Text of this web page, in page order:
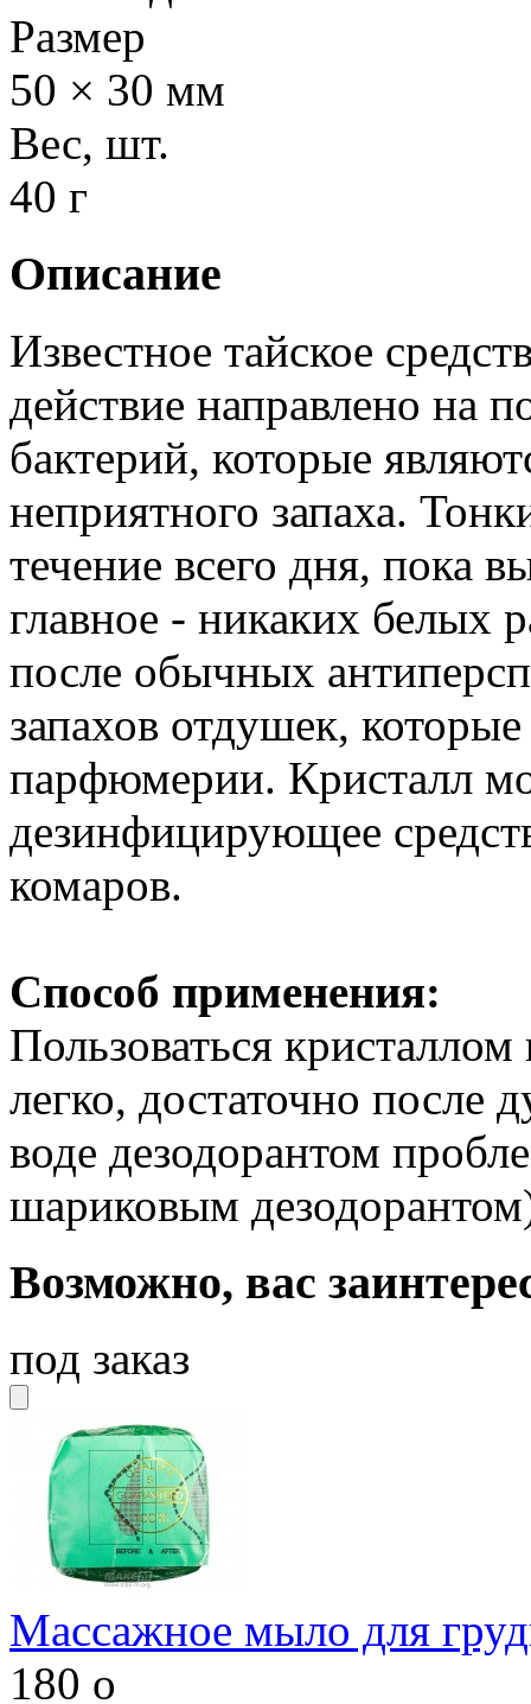
Размер
50 × 30 мм
Вес, шт.
40 г
Описание
Известное тайское
действие направлено на
бактерий, которые
неприятного запаха.
течение всего дня, пока
главное - никаких белых
после обычных
запахов отдушек,
парфюмерии. Кристалл
дезинфицирующее
комаров.
Способ применения:
Пользоваться
легко, достаточно после
воде дезодорантом
шариковым
Возможно, вас
под заказ
Массажное мыло для
180 o